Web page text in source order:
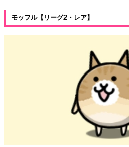
モッフル【リーグ2・レア】